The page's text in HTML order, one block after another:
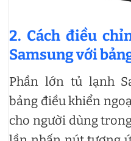
2. Cách điều
Samsung với
Phần lớn tủ lạnh
bảng điều khiển
cho người dùng